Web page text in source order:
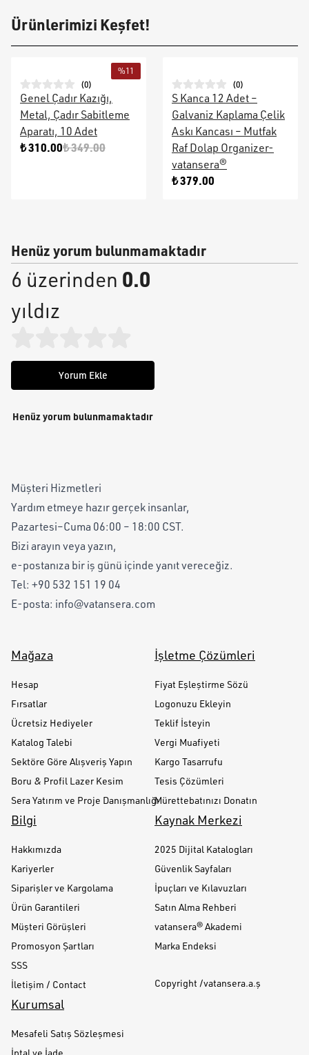
Ürünlerimizi Keşfet!
%11
(0)
Genel Çadır Kazığı,
Metal, Çadır Sabitleme
Aparatı, 10 Adet
₺ 310.00₺ 349.00
(0)
S Kanca 12 Adet –
Galvaniz Kaplama Çelik
Askı Kancası – Mutfak
Raf Dolap Organizer-
vatansera®
₺ 379.00
Henüz yorum bulunmamaktadır
6 üzerinden 0.0
yıldız
Yorum Ekle
Henüz yorum bulunmamaktadır
Müşteri Hizmetleri
Yardım etmeye hazır gerçek insanlar,
Pazartesi–Cuma 06:00 – 18:00 CST.
Bizi arayın veya yazın,
e-postanıza bir iş günü içinde yanıt vereceğiz.
Tel: +90 532 151 19 04
E-posta: info@vatansera.com
Mağaza
Hesap
Fırsatlar
Ücretsiz Hediyeler
Katalog Talebi
Sektöre Göre Alışveriş Yapın
Boru & Profil Lazer Kesim
Sera Yatırım ve Proje Danışmanlığı
İşletme Çözümleri
Fiyat Eşleştirme Sözü
Logonuzu Ekleyin
Teklif İsteyin
Vergi Muafiyeti
Kargo Tasarrufu
Tesis Çözümleri
Mürettebatınızı Donatın
Bilgi
Hakkımızda
Kariyerler
Siparişler ve Kargolama
Ürün Garantileri
Müşteri Görüşleri
Promosyon Şartları
SSS
İletişim / Contact
Kaynak Merkezi
2025 Dijital Katalogları
Güvenlik Sayfaları
İpuçları ve Kılavuzları
Satın Alma Rehberi
vatansera® Akademi
Marka Endeksi
Copyright /vatansera.a.ş
Kurumsal
Mesafeli Satış Sözleşmesi
İptal ve İade